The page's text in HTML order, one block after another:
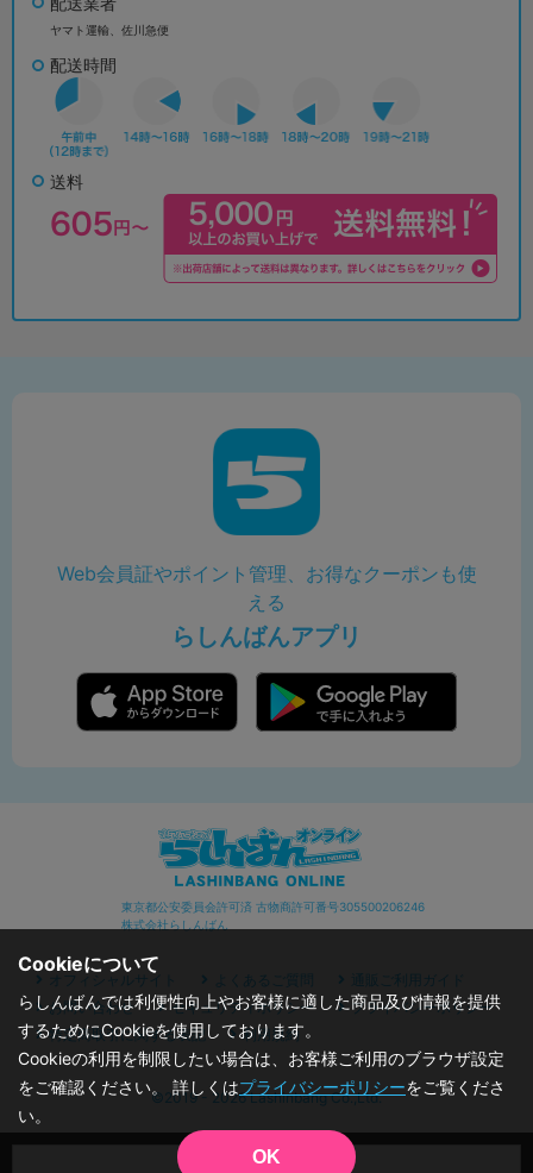
品切状態
ヤマト運輸、佐川急便
配送時間
送料
Web会員証やポイント管理、お得なクーポンも使
える
らしんばんアプリ
東京都公安委員会許可済 古物商許可番号305500206246
株式会社らしんばん
オフィシャルサイト よくあるご質問
通販ご利用ガイド
お問い合わせ
セキュリティポリシー
プライバシーポリシー
特定商取引に関する表記
利用規約
©2019 - 2026 Lashinbang Co.,Ltd.
Cookieについて
らしんばんでは利便性向上やお客様に適した商品及び情報を提供
するためにCookieを使用しております。
Cookieの利用を制限したい場合は、お客様ご利用のブラウザ設定
をご確認ください。 詳しくはプライバシーポリシーをご覧くださ
い。
OK